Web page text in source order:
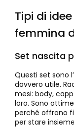
Tipi di
femmina
Set nascita
Questi set sono
davvero utile.
mesi: body,
loro. Sono
perché offrono
per stare